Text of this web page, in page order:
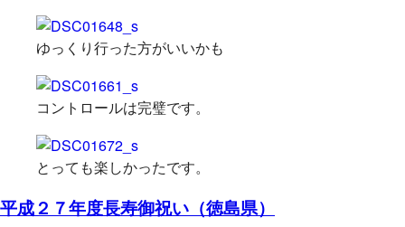
ゆっくり行った方がいいかも
コントロールは完璧です。
とっても楽しかったです。
平成２７年度長寿御祝い（徳島県）